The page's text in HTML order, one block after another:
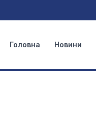
Головна Новини